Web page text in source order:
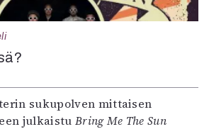
sukupolven mittaisen
julkaistu Bring Me The Sun